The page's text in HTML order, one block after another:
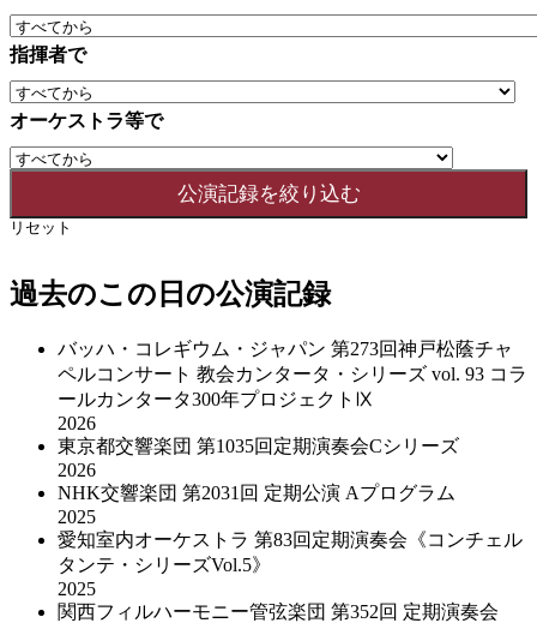
指揮者で
オーケストラ等で
リセット
過去のこの日の公演記録
バッハ・コレギウム・ジャパン 第273回神戸松蔭チャ
ペルコンサート 教会カンタータ・シリーズ vol. 93 コラ
ールカンタータ300年プロジェクトⅨ
2026
東京都交響楽団 第1035回定期演奏会Cシリーズ
2026
NHK交響楽団 第2031回 定期公演 Aプログラム
2025
愛知室内オーケストラ 第83回定期演奏会《コンチェル
タンテ・シリーズVol.5》
2025
関西フィルハーモニー管弦楽団 第352回 定期演奏会